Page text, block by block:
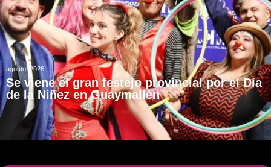
agosto, 2026
Se viene el gran festejo provincial por el Día
de la Niñez en Guaymallén